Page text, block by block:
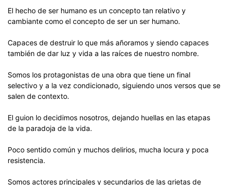
El hecho de ser humano es un concepto tan relativo y
cambiante como el concepto de ser un ser humano.
Capaces de destruir lo que más añoramos y siendo capaces
también de dar luz y vida a las raíces de nuestro nombre.
Somos los protagonistas de una obra que tiene un final
selectivo y a la vez condicionado, siguiendo unos versos que se
salen de contexto.
El guion lo decidimos nosotros, dejando huellas en las etapas
de la paradoja de la vida.
Poco sentido común y muchos delirios, mucha locura y poca
resistencia.
Somos actores principales y secundarios de las grietas de